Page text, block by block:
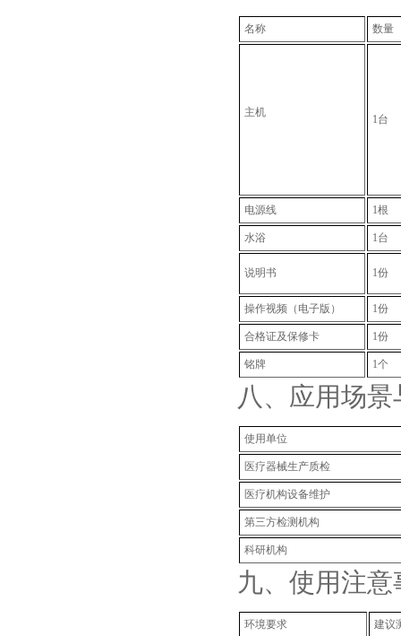
名称 数量
主机
1台
电源线 1根
水浴 1台
说明书 1份
操作视频（电子版） 1份
合格证及保修卡 1份
铭牌 1个
八、 应用场
使用单位
‌医疗器械生产质检
‌医疗机构设备维护
‌第三方检测机构
科研机构
九、 使用注意
‌环境要求 建议